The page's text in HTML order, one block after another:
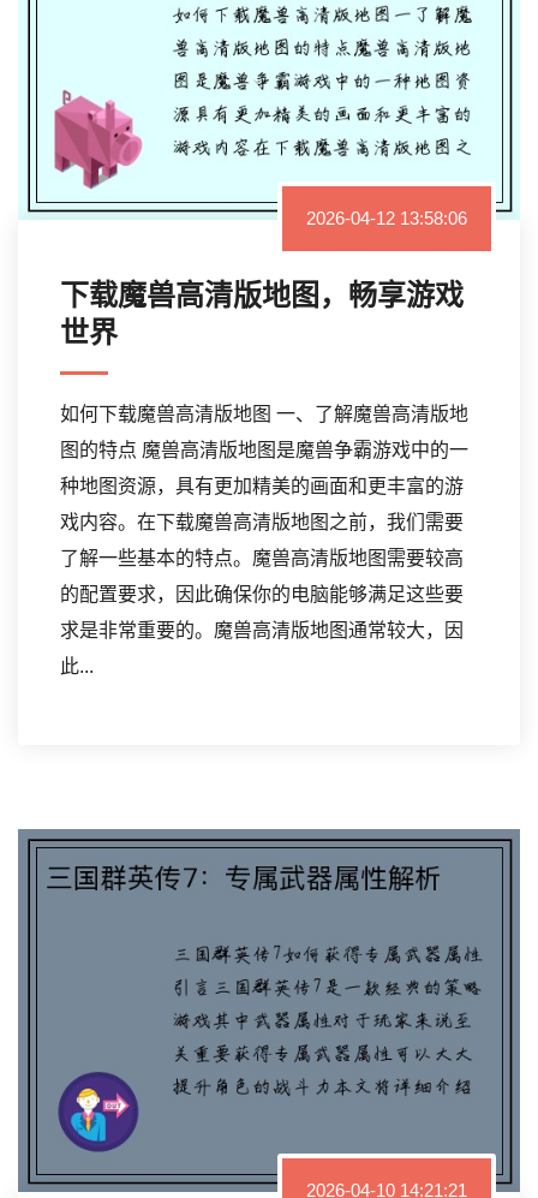
2026-04-12 13:58:06
下载魔兽高清版地图，畅享游戏
世界
如何下载魔兽高清版地图 一、了解魔兽高清版地
图的特点 魔兽高清版地图是魔兽争霸游戏中的一
种地图资源，具有更加精美的画面和更丰富的游
戏内容。在下载魔兽高清版地图之前，我们需要
了解一些基本的特点。魔兽高清版地图需要较高
的配置要求，因此确保你的电脑能够满足这些要
求是非常重要的。魔兽高清版地图通常较大，因
此...
2026-04-10 14:21:21